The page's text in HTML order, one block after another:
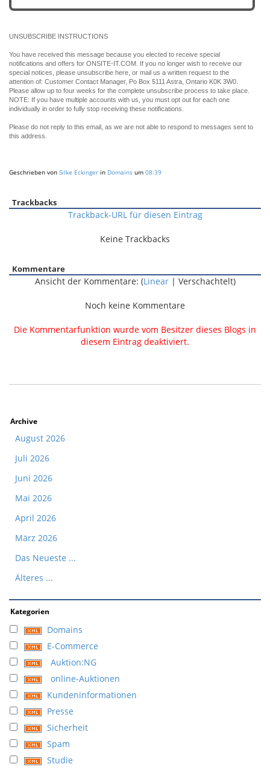
UNSUBSCRIBE INSTRUCTIONS
You have received this message because you elected to receive special
notifications and offers for ONSITE-IT.COM. If you no longer wish to receive our
special notices, please unsubscribe here, or mail us a written request to the
attention of: Customer Contact Manager, Po Box 5111 Astra, Ontario K0K 3W0.
Please allow up to four weeks for the complete unsubscribe process to take place.
NOTE: If you have multiple accounts with us, you must opt out for each one
individually in order to fully stop receiving these notifications.
Please do not reply to this email, as we are not able to respond to messages sent to
this address.
Geschrieben von Silke Eckinger in Domains um 08:39
Trackbacks
Trackback-URL für diesen Eintrag
Keine Trackbacks
Kommentare
Ansicht der Kommentare: (Linear| Verschachtelt)
Noch keine Kommentare
Die Kommentarfunktion wurde vom Besitzer dieses Blogs in
diesem Eintrag deaktiviert.
Archive
August 2026
Juli 2026
Juni 2026
Mai 2026
April 2026
März 2026
Das Neueste ...
Älteres ...
Kategorien
Domains
E-Commerce
Auktion:NG
online-Auktionen
Kundeninformationen
Presse
Sicherheit
Spam
Studie